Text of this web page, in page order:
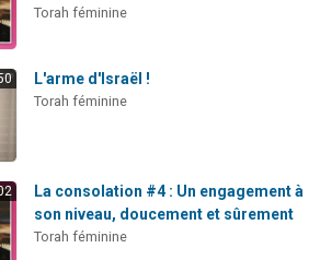
Torah féminine
L'arme d'Israël !
Torah féminine
La consolation #4 : Un engagement à
son niveau, doucement et sûrement
Torah féminine